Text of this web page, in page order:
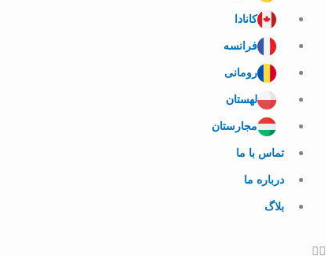
کانادا
فرانسه
رومانی
لهستان
مجارستان
تماس با ما
درباره ما
بلاگ